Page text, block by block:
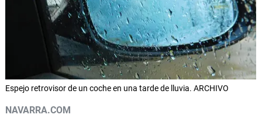
Espejo retrovisor de un coche en una tarde de lluvia. ARCHIVO
NAVARRA.COM